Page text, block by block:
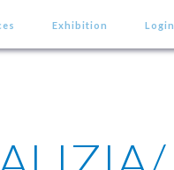
Exhibition Login